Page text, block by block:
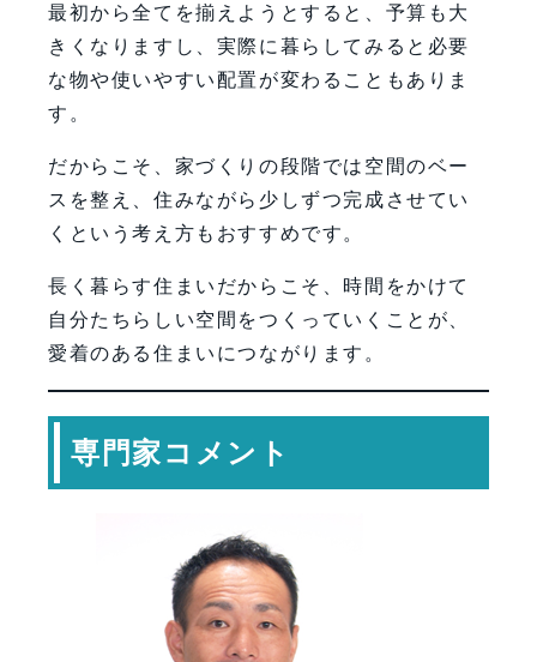
最初から全てを揃えようとすると、予算も大
きくなりますし、実際に暮らしてみると必要
な物や使いやすい配置が変わることもありま
す。
だからこそ、家づくりの段階では空間のベー
スを整え、住みながら少しずつ完成させてい
くという考え方もおすすめです。
長く暮らす住まいだからこそ、時間をかけて
自分たちらしい空間をつくっていくことが、
愛着のある住まいにつながります。
専門家コメント